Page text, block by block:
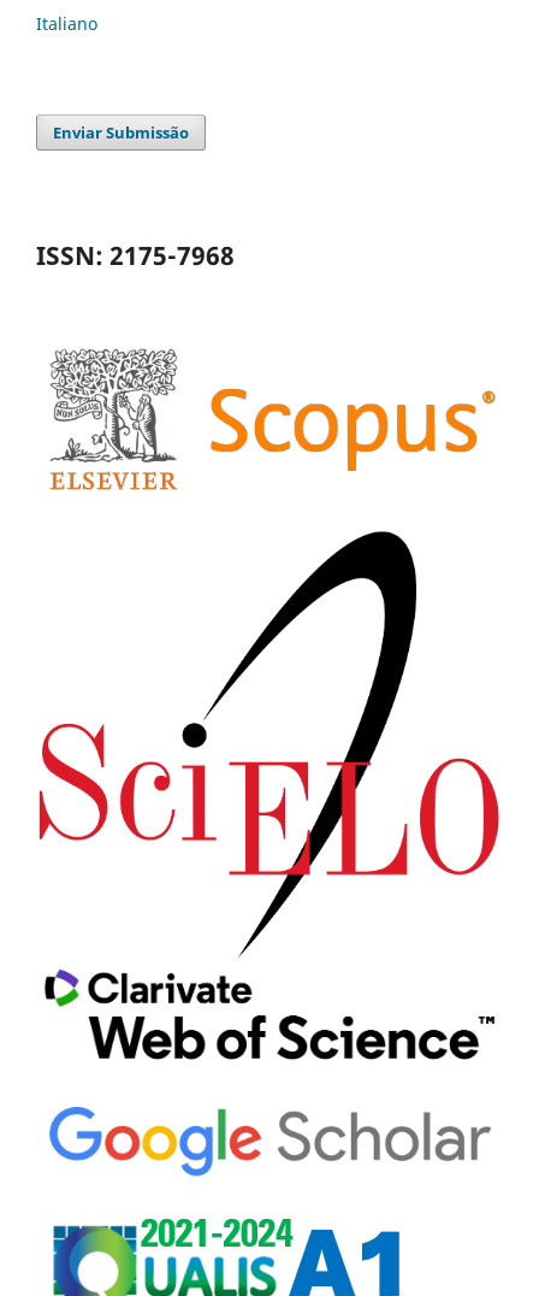
Italiano
Enviar Submissão
ISSN: 2175-7968